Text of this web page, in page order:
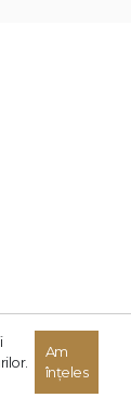
Am
înțeles